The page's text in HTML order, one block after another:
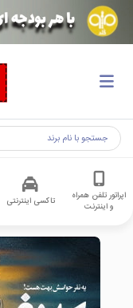
اپراتور تلفن همراه
و اینترنت
تاکسی اینترنتی